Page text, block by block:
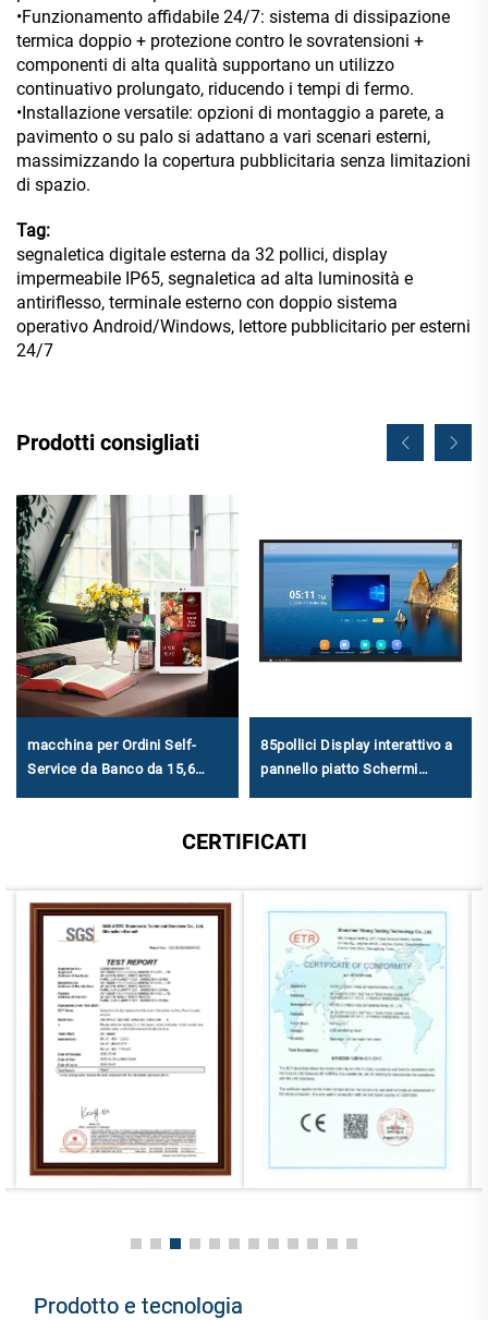
•Funzionamento affidabile 24/7: sistema di dissipazione
termica doppio + protezione contro le sovratensioni +
componenti di alta qualità supportano un utilizzo
continuativo prolungato, riducendo i tempi di fermo.
•Installazione versatile: opzioni di montaggio a parete, a
pavimento o su palo si adattano a vari scenari esterni,
massimizzando la copertura pubblicitaria senza limitazioni
di spazio.
Tag:
segnaletica digitale esterna da 32 pollici, display
impermeabile IP65, segnaletica ad alta luminosità e
antiriflesso, terminale esterno con doppio sistema
operativo Android/Windows, lettore pubblicitario per esterni
24/7
Prodotti consigliati
macchina per Ordini Self-
Service da Banco da 15,6
(I3/I5/I7) per Ristorazione
85pollici Display interattivo a
pannello piatto Schermi
CERTIFICATI
Prodotto e tecnologia